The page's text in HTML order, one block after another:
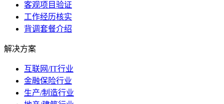
客观项目验证
工作经历核实
背调套餐介绍
解决方案
互联网/IT行业
金融保险行业
生产/制造行业